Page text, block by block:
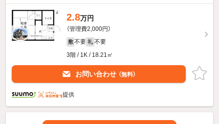
2.8万円
（管理費2,000円）
敷 不要 礼 不要
3階 / 1K / 18.21㎡
お問い合わせ （無料）
提供